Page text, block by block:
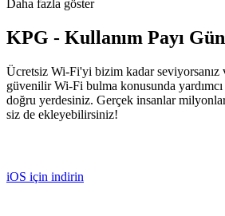
Daha fazla göster
KPG - Kullanım Payı
Ücretsiz Wi-Fi'yi bizim kadar seviyorsanız
güvenilir Wi-Fi bulma konusunda
doğru yerdesiniz. Gerçek insanlar
siz de ekleyebilirsiniz!
iOS için indirin